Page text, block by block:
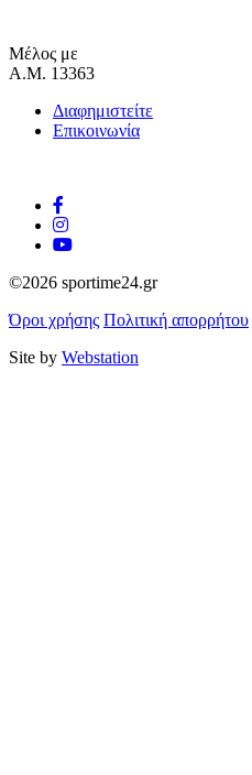
Μέλος με
Α.Μ. 13363
Διαφημιστείτε
Επικοινωνία
©2026 sportime24.gr
Όροι χρήσης Πολιτική απορρήτου
Site by Webstation